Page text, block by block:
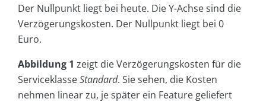
Der Nullpunkt liegt bei heute. Die Y-Achse sind die
Verzögerungskosten. Der Nullpunkt liegt bei 0
Euro.
Abbildung 1 zeigt die Verzögerungskosten für die
ServiceklasseStandard. Sie sehen, die Kosten
nehmen linear zu, je später ein Feature geliefert